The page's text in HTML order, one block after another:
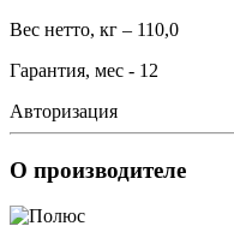
Вес нетто, кг – 110,0
Гарантия, мес - 12
Авторизация
О производителе